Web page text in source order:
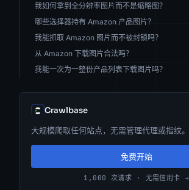
我如何拿到全分辨率图片而不是缩略图？
哪些选择器持有 Amazon 产品图片？
我能抓取 Amazon 图片而不被封锁吗？
从 Amazon 下载图片合法吗？
我能一次为一整份产品列表下载图片吗？
Crawlbase
大规模爬取任何站点，无需管理代理或指纹。
免费开始
1,000 次请求 · 无需信用卡 →